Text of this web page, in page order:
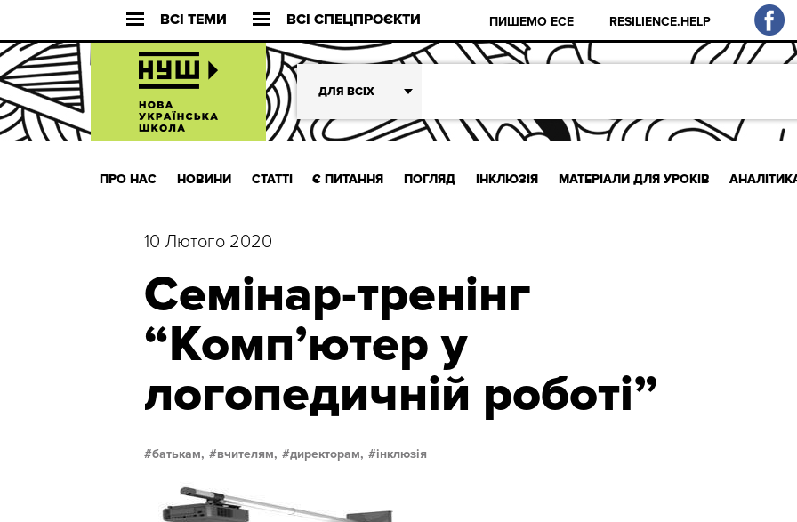
ВСІ ТЕМИ ВСІ СПЕЦПРОЄКТИ ПИШЕМО ЕСЕ RESILIENCE.HELP
ДЛЯ ВСІХ
ПРО НАС НОВИНИ СТАТТІ Є ПИТАННЯ ПОГЛЯД ІНКЛЮЗІЯ МАТЕРІАЛИ ДЛЯ УРОКІВ
10 Лютого 2020
Семінар-тренінг
“Комп’ютер у
логопедичній роботі”
батькам, вчителям, директорам, інклюзія